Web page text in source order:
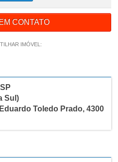
CONTATO
IMÓVEL:
SP
Sul)
Toledo Prado, 4300